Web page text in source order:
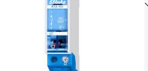
av manöverspänning 2